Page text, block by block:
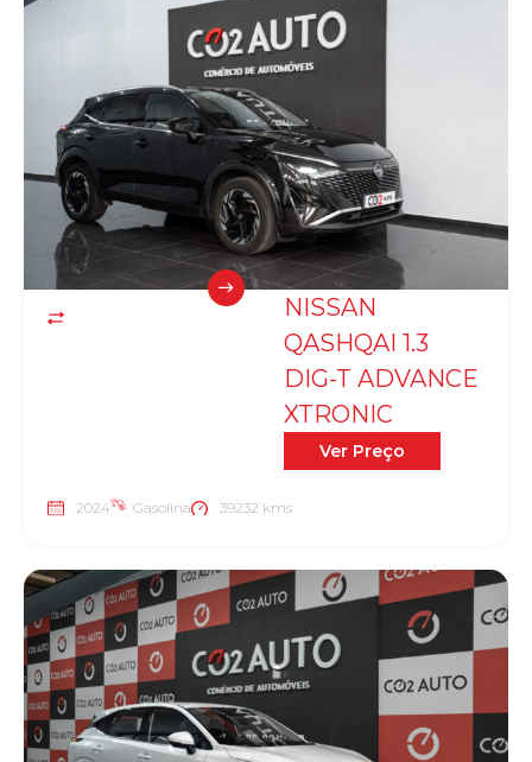
NISSAN
QASHQAI 1.3
DIG-T ADVANCE
XTRONIC
Ver Preço
2024 Gasolina 39232 kms